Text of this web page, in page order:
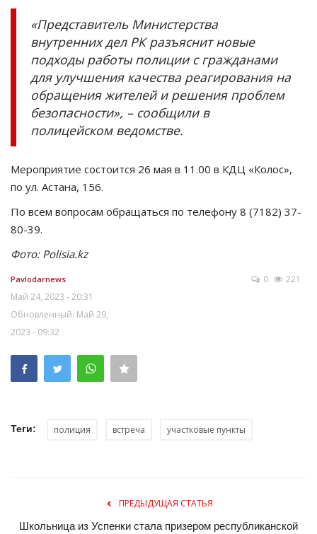
«Представитель Министерства
внутренних дел РК разъяснит новые
подходы работы полиции с гражданами
для улучшения качества реагирования на
обращения жителей и решения проблем
безопасности», – сообщили в
полицейском ведомстве.
Мероприятие состоится 26 мая в 11.00 в КДЦ «Колос»,
по ул. Астана, 156.
По всем вопросам обращаться по телефону 8 (7182) 37-
80-39.
Фото: Polisia.kz
Pavlodarnews
Май 24, 2023 - 20:31
Обновленный: Май 29,
2023 - 09:32
0 221
Теги: полиция встреча участковые пункты
ПРЕДЫДУЩАЯ СТАТЬЯ
Школьница из Успенки стала призером республиканской